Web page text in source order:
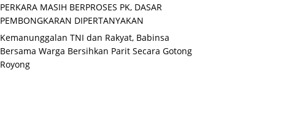
PERKARA MASIH BERPROSES PK, DASAR
PEMBONGKARAN DIPERTANYAKAN
Kemanunggalan TNI dan Rakyat, Babinsa
Bersama Warga Bersihkan Parit Secara Gotong
Royong